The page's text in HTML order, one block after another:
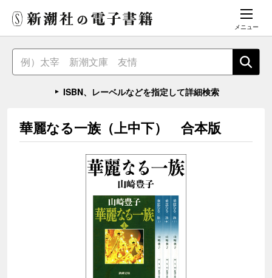
メニュー
ISBN、レーベルなどを指定して詳細検索
華麗なる一族（上中下） 合本版